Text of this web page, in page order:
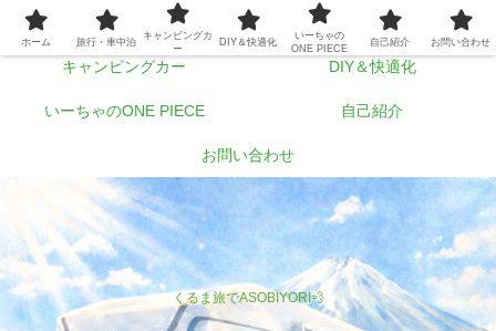
くるま旅でASOBIYORI💨
ホーム 旅行・車中泊
キャンピングカー DIY＆快適化
いーちゃのONE PIECE 自己紹介
お問い合わせ
ホーム 旅行・車中泊
キャンピングカ
ー
DIY＆快適化
いーちゃの
ONE PIECE
自己紹介 お問い合わせ